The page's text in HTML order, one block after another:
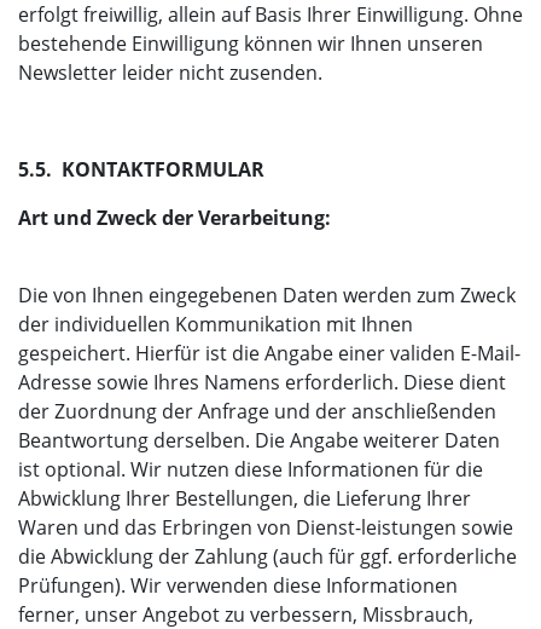
erfolgt freiwillig, allein auf Basis Ihrer Einwilligung. Ohne
bestehende Einwilligung können wir Ihnen unseren
Newsletter leider nicht zusenden.
5.5. KONTAKTFORMULAR
Art und Zweck der Verarbeitung:
Die von Ihnen eingegebenen Daten werden zum Zweck
der individuellen Kommunikation mit Ihnen
gespeichert. Hierfür ist die Angabe einer validen E-Mail-
Adresse sowie Ihres Namens erforderlich. Diese dient
der Zuordnung der Anfrage und der anschließenden
Beantwortung derselben. Die Angabe weiterer Daten
ist optional. Wir nutzen diese Informationen für die
Abwicklung Ihrer Bestellungen, die Lieferung Ihrer
Waren und das Erbringen von Dienst-leistungen sowie
die Abwicklung der Zahlung (auch für ggf. erforderliche
Prüfungen). Wir verwenden diese Informationen
ferner, unser Angebot zu verbessern, Missbrauch,